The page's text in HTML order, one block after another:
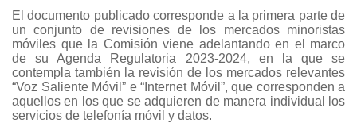
El documento publicado corresponde a la primera parte de
un conjunto de revisiones de los mercados minoristas
móviles que la Comisión viene adelantando en el marco
de su Agenda Regulatoria 2023-2024, en la que se
contempla también la revisión de los mercados relevantes
“Voz Saliente Móvil” e “Internet Móvil”, que corresponden a
aquellos en los que se adquieren de manera individual los
servicios de telefonía móvil y datos.